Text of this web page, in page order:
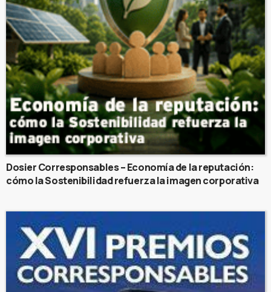
Dosier Corresponsables – Economía de la reputación:
cómo la Sostenibilidad refuerza la imagen corporativa